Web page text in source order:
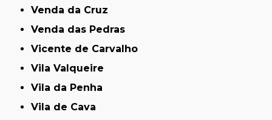
Venda da Cruz
Venda das Pedras
Vicente de Carvalho
Vila Valqueire
Vila da Penha
Vila de Cava